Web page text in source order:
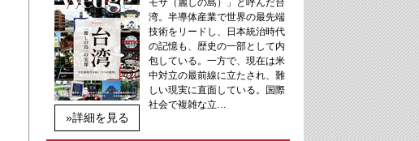
»詳細を見る
モサ（麗しの島）」と呼んだ台
湾。半導体産業で世界の最先端
技術をリードし、日本統治時代
の記憶も、歴史の一部として内
包している。一方で、現在は米
中対立の最前線に立たされ、難
しい現実に直面している。国際
社会で複雑な立…